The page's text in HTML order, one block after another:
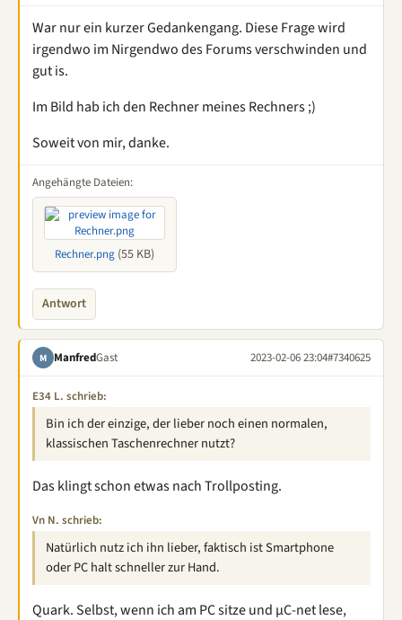
War nur ein kurzer Gedankengang. Diese Frage wird
irgendwo im Nirgendwo des Forums verschwinden und
gut is.
Im Bild hab ich den Rechner meines Rechners ;)
Soweit von mir, danke.
Angehängte Dateien:
Rechner.png (55 KB)
Antwort
M ManfredGast 2023-02-06 23:04#7340625
E34 L. schrieb:
Bin ich der einzige, der lieber noch einen normalen,
klassischen Taschenrechner nutzt?
Das klingt schon etwas nach Trollposting.
Vn N. schrieb:
Natürlich nutz ich ihn lieber, faktisch ist Smartphone
oder PC halt schneller zur Hand.
Quark. Selbst, wenn ich am PC sitze und µC-net lese,